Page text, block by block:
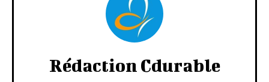
Rédaction Cdurable